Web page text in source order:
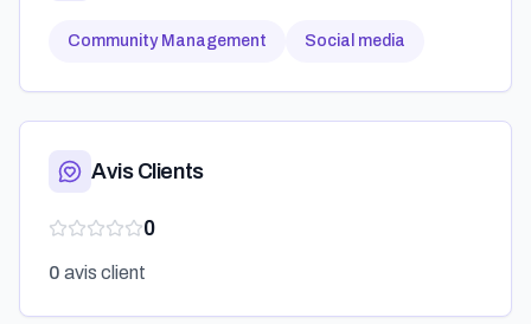
Community Management Social media
Avis Clients
0
0 avis client